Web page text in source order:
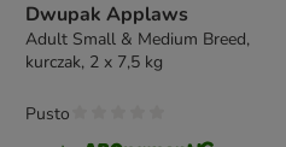
Dwupak Applaws
Adult Small & Medium Breed,
kurczak, 2 x 7,5 kg
Pusto